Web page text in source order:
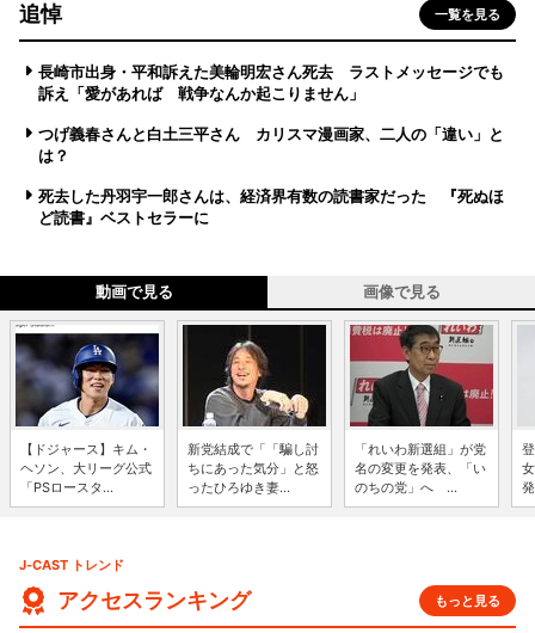
追悼 一覧を見る
長崎市出身・平和訴えた美輪明宏さん死去 ラストメッセージでも
訴え「愛があれば 戦争なんか起こりません」
つげ義春さんと白土三平さん カリスマ漫画家、二人の「違い」と
は？
死去した丹羽宇一郎さんは、経済界有数の読書家だった 『死ぬほ
ど読書』ベストセラーに
動画で見る 画像で見る
【ドジャース】キム・
ヘソン、大リーグ公式
「PSロースタ...
新党結成で「「騙し討
ちにあった気分」と怒
ったひろゆき妻...
「れいわ新選組」が党
名の変更を発表、「い
のちの党」へ ...
J-CAST トレンド
アクセスランキング もっと見る